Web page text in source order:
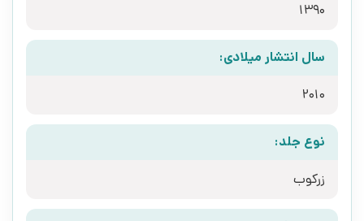
1390
سال انتشار میلادی:
2010
نوع جلد:
زرکوب